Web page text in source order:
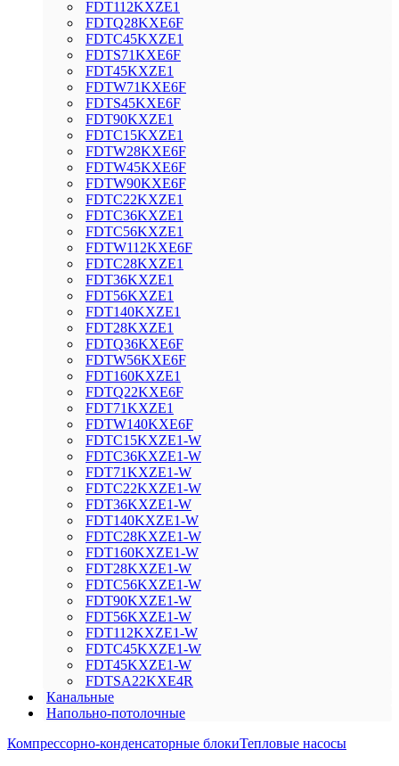
FDT112KXZE1
FDTQ28KXE6F
FDTC45KXZE1
FDTS71KXE6F
FDT45KXZE1
FDTW71KXE6F
FDTS45KXE6F
FDT90KXZE1
FDTC15KXZE1
FDTW28KXE6F
FDTW45KXE6F
FDTW90KXE6F
FDTC22KXZE1
FDTC36KXZE1
FDTC56KXZE1
FDTW112KXE6F
FDTC28KXZE1
FDT36KXZE1
FDT56KXZE1
FDT140KXZE1
FDT28KXZE1
FDTQ36KXE6F
FDTW56KXE6F
FDT160KXZE1
FDTQ22KXE6F
FDT71KXZE1
FDTW140KXE6F
FDTC15KXZE1-W
FDTC36KXZE1-W
FDT71KXZE1-W
FDTC22KXZE1-W
FDT36KXZE1-W
FDT140KXZE1-W
FDTC28KXZE1-W
FDT160KXZE1-W
FDT28KXZE1-W
FDTC56KXZE1-W
FDT90KXZE1-W
FDT56KXZE1-W
FDT112KXZE1-W
FDTC45KXZE1-W
FDT45KXZE1-W
FDTSA22KXE4R
Канальные
Напольно-потолочные
Компрессорно-конденсаторные блокиТепловые насосы